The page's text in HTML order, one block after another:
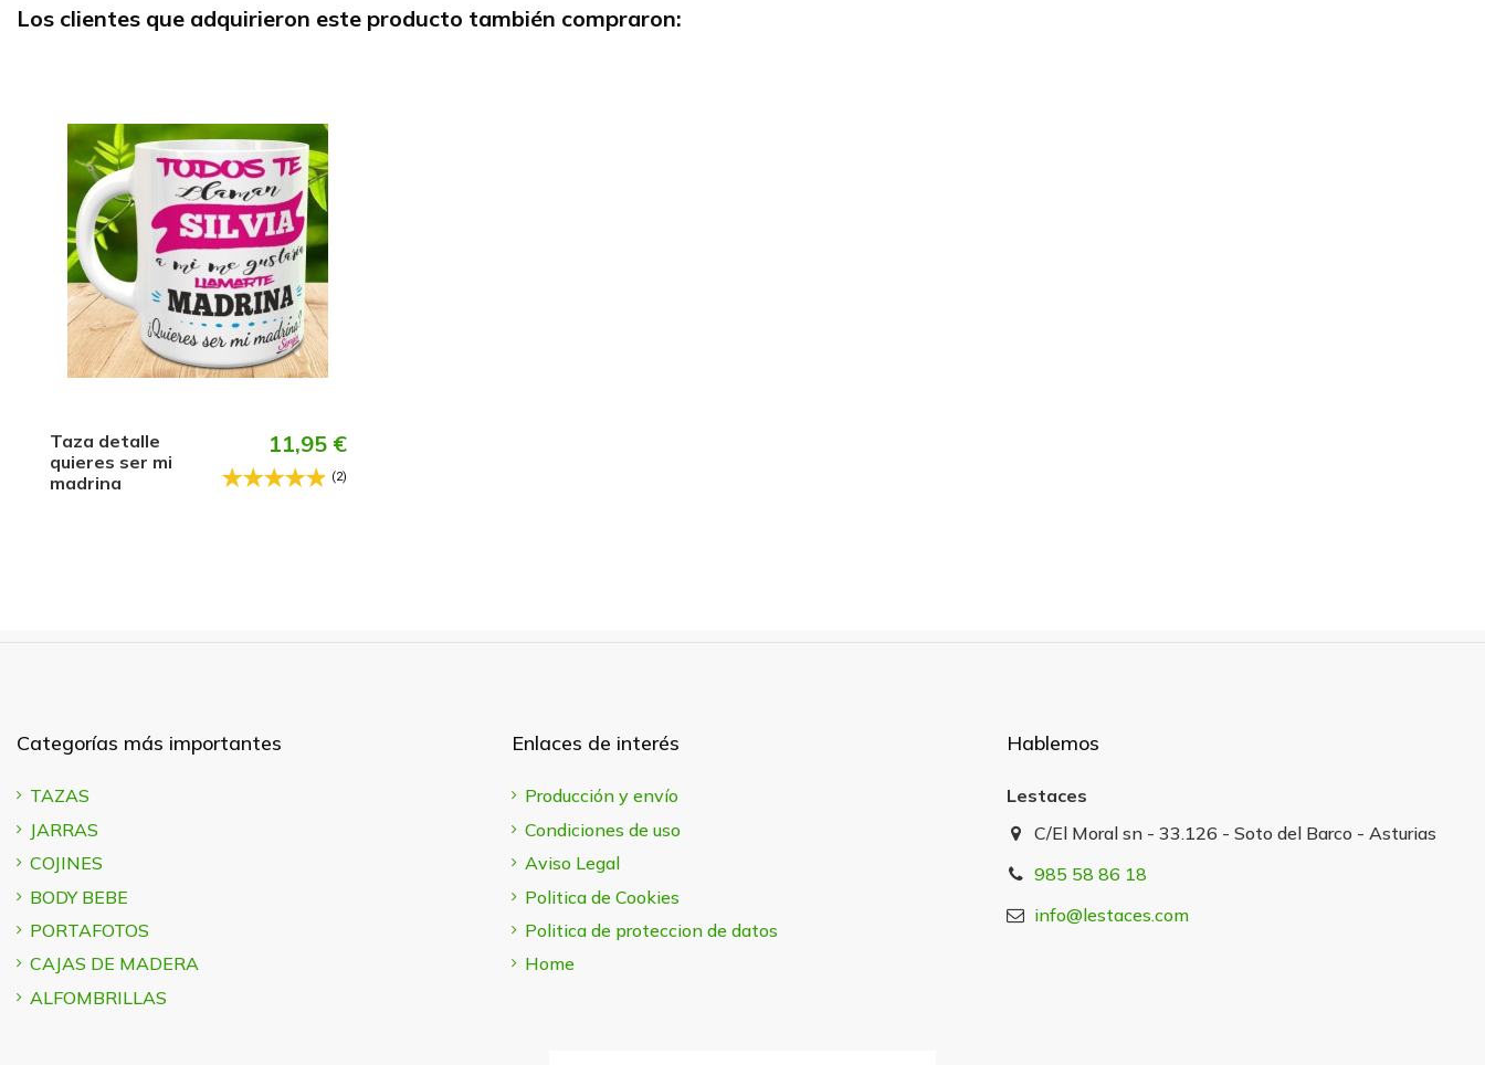
Los clientes que adquirieron este producto también compraron:
Taza detalle
quieres ser mi
madrina
11,95 €
(2)
Categorías más importantes
TAZAS
JARRAS
COJINES
BODY BEBE
PORTAFOTOS
CAJAS DE MADERA
ALFOMBRILLAS
Enlaces de interés
Producción y envío
Condiciones de uso
Aviso Legal
Politica de Cookies
Politica de proteccion de datos
Home
Hablemos
Lestaces
C/El Moral sn - 33.126 - Soto del Barco - Asturias
985 58 86 18
info@lestaces.com